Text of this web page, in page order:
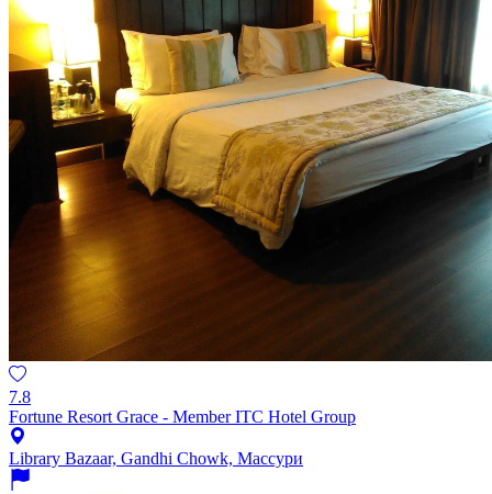
7.8
Fortune Resort Grace - Member ITC Hotel Group
Library Bazaar, Gandhi Chowk, Массури